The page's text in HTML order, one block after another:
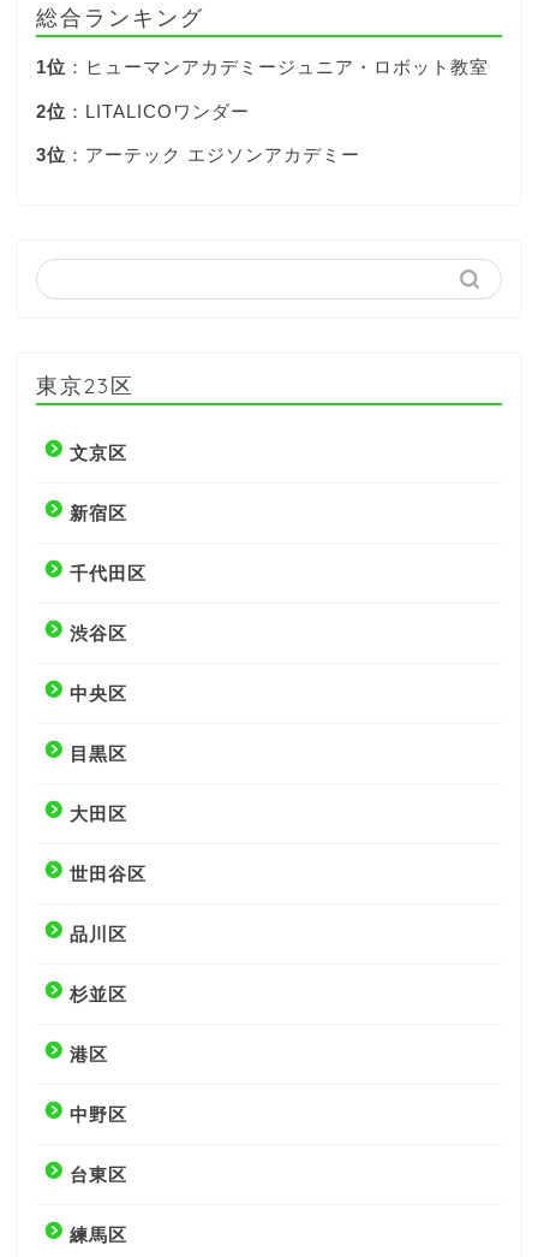
総合ランキング
1位 ：ヒューマンアカデミージュニア・ロボット教室
2位 ：LITALICOワンダー
3位 ：アーテック エジソンアカデミー
東京23区
文京区
新宿区
千代田区
渋谷区
中央区
目黒区
大田区
世田谷区
品川区
杉並区
港区
中野区
台東区
練馬区